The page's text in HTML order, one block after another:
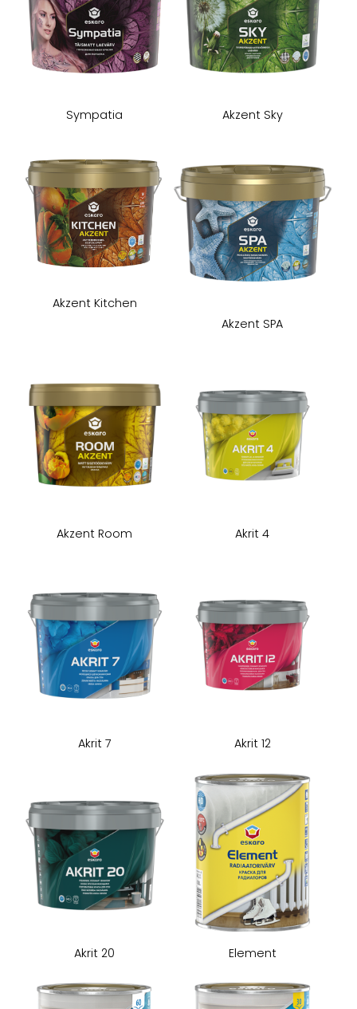
Sympatia Akzent Sky
Akzent Kitchen
Akzent SPA
Akzent Room Akrit 4
Akrit 7 Akrit 12
Akrit 20 Element